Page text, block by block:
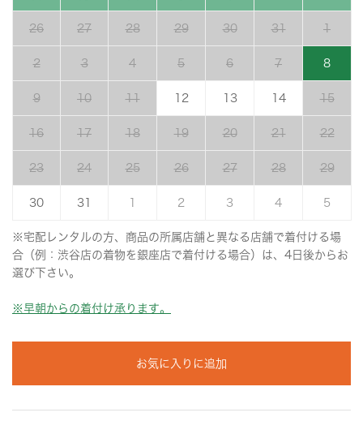
26 27 28 29 30 31 1
2 3 4 5 6 7 8
9 10 11 12 13 14 15
16 17 18 19 20 21 22
23 24 25 26 27 28 29
30 31 2 3 4 5
※宅配レンタルの方、商品の所属店舗と異なる店舗で着付ける場
合（例：渋谷店の着物を銀座店で着付ける場合）は、4日後からお
選び下さい。
※早朝からの着付け承ります。
お気に入りに追加